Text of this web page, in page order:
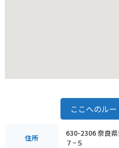
ここへのル
住所
630-2306 奈良
７−５